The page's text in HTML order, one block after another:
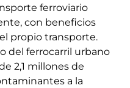
ferroviario
con beneficios
propio transporte.
del ferrocarril urbano
2,1 millones de
a la